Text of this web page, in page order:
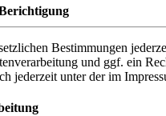
Bestimmungen
und ggf. ein
jederzeit unter der im